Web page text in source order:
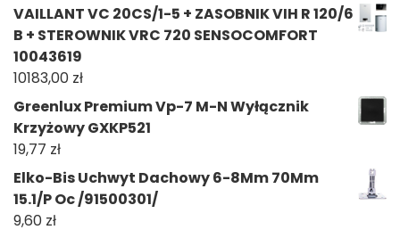
VAILLANT VC 20CS/1-5 + ZASOBNIK VIH R 120/6
B + STEROWNIK VRC 720 SENSOCOMFORT
10043619
10183,00 zł
Greenlux Premium Vp-7 M-N Wyłącznik
Krzyżowy GXKP521
19,77 zł
Elko-Bis Uchwyt Dachowy 6-8Mm 70Mm
15.1/P Oc /91500301/
9,60 zł